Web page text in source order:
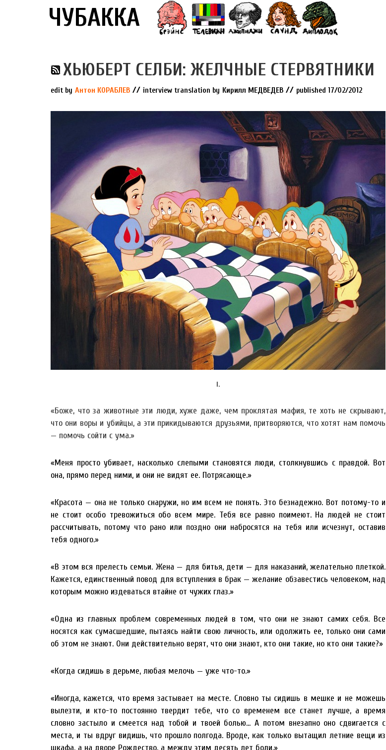
ЧУБАККА
ХЬЮБЕРТ СЕЛБИ: ЖЕЛЧНЫЕ СТЕРВЯТНИКИ
edit by Антон КОРАБЛЕВ // interview translation by Кирилл МЕДВЕДЕВ // published 17/02/2012
I.
«Боже, что за животные эти люди, хуже даже, чем проклятая мафия, те хоть не скрывают,
что они воры и убийцы, а эти прикидываются друзьями, притворяются, что хотят нам помочь
— помочь сойти с ума.»
«Меня просто убивает, насколько слепыми становятся люди, столкнувшись с правдой. Вот
она, прямо перед ними, и они не видят ее. Потрясающе.»
«Красота — она не только снаружи, но им всем не понять. Это безнадежно. Вот потому-то и
не стоит особо тревожиться обо всем мире. Тебя все равно поимеют. На людей не стоит
рассчитывать, потому что рано или поздно они набросятся на тебя или исчезнут, оставив
тебя одного.»
«В этом вся прелесть семьи. Жена — для битья, дети — для наказаний, желательно плеткой.
Кажется, единственный повод для вступления в брак — желание обзавестись человеком, над
которым можно издеваться втайне от чужих глаз.»
«Одна из главных проблем современных людей в том, что они не знают самих себя. Все
носятся как сумасшедшие, пытаясь найти свою личность, или одолжить ее, только они сами
об этом не знают. Они действительно верят, что они знают, кто они такие, но кто они такие?»
«Когда сидишь в дерьме, любая мелочь — уже что-то.»
«Иногда, кажется, что время застывает на месте. Словно ты сидишь в мешке и не можешь
вылезти, и кто-то постоянно твердит тебе, что со временем все станет лучше, а время
словно застыло и смеется над тобой и твоей болью… А потом внезапно оно сдвигается с
места, и ты вдруг видишь, что прошло полгода. Вроде, как только вытащил летние вещи из
шкафа, а на дворе Рождество, а между этим десять лет боли.»